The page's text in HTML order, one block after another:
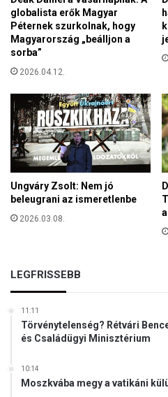
l
l
e
n
a
m
á
n
o
k
g
ö
r
g
a
a
m
n
i
a
s
z
globalista erők Magyar
Péternek szurkolnak, hogy
Magyarország „beálljon a
sorba”
2026.04.12.
Ungváry Zsolt: Nem jó
beleugrani az ismeretlenbe
2026.03.08.
LEGFRISSEBB
11:11
Törvénytelenség? Rétvári
és Családügyi Minisztérium
10:14
Moszkvába megy a vatikáni